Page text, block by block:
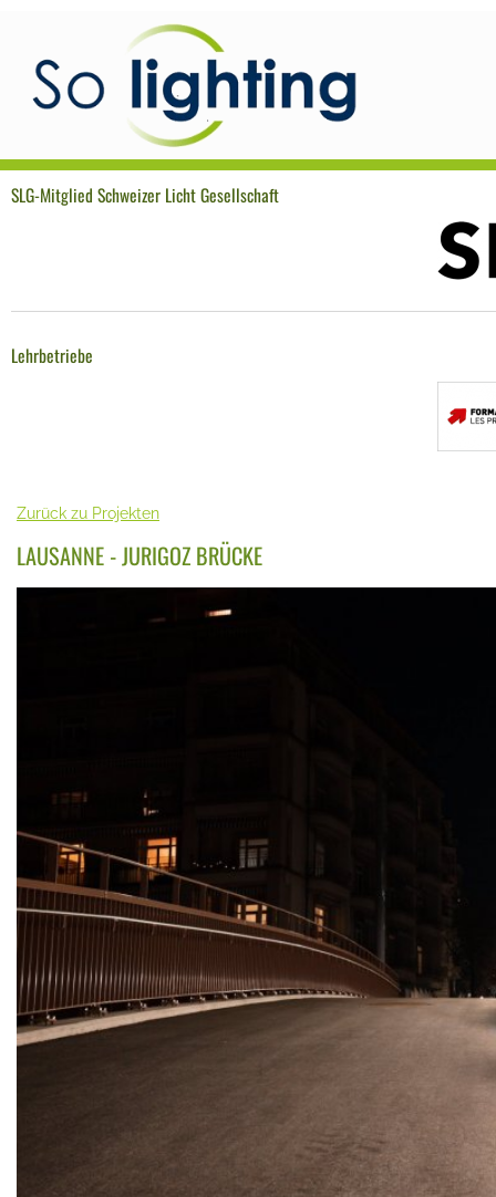
SLG-Mitglied Schweizer Licht Gesellschaft
Lehrbetriebe
Zurück zu Projekten
LAUSANNE - JURIGOZ BRÜCKE